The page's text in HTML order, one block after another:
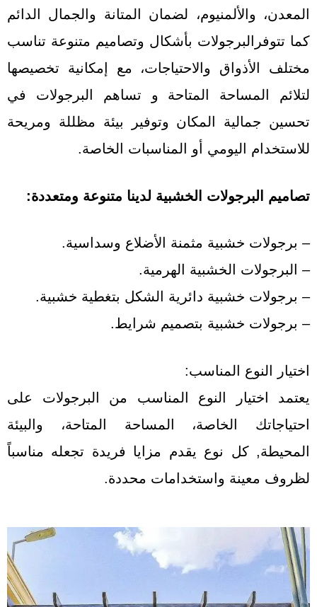
المعدن، والألمنيوم، لضمان المتانة والجمال الدائم
كما تتوفرالبرجولات بأشكال وتصاميم متنوعة تناسب
مختلف الأذواق والاحتياجات، مع إمكانية تخصيصها
لتلائم المساحة المتاحة و تساهم البرجولات في
تحسين جمالية المكان وتوفير بيئة مظللة ومريحة
للاستخدام اليومي أو المناسبات الخاصة.
تصاميم البرجولات الخشبية لدينا متنوعة ومتعددة:
– برجولات خشبية مثمنة الأضلاع وسداسية.
– البرجولات الخشبية الهرمية.
– برجولات خشبية دائرية الشكل بتغطية خشبية.
– برجولات خشبية بتصميم شرايط.
اختيار النوع المناسب:
يعتمد اختيار النوع المناسب من البرجولات على
احتياجاتك الخاصة، المساحة المتاحة، والبيئة
المحيطة, كل نوع يقدم مزايا فريدة تجعله مناسباً
لظروف معينة واستخدامات محددة.